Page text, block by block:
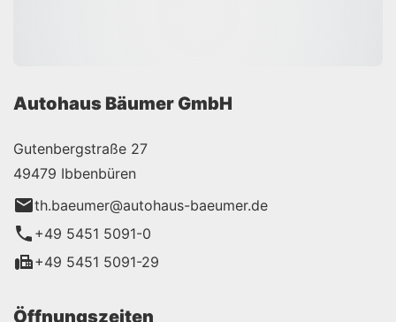
Autohaus Bäumer GmbH
Gutenbergstraße 27
49479 Ibbenbüren
th.baeumer@autohaus-baeumer.de
+49 5451 5091-0
+49 5451 5091-29
Öffnungszeiten